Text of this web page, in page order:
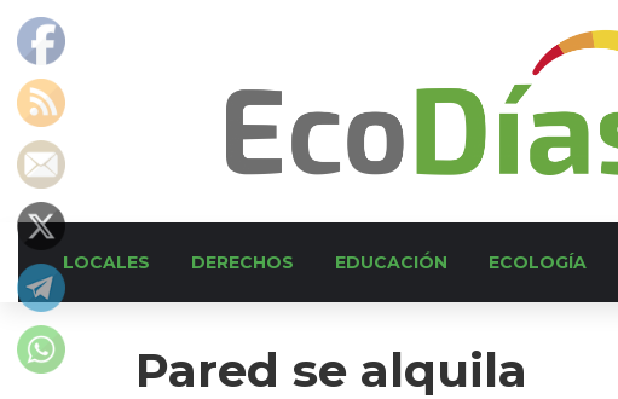
LOCALES DERECHOS EDUCACIÓN ECOLOGÍA
Pared se alquila